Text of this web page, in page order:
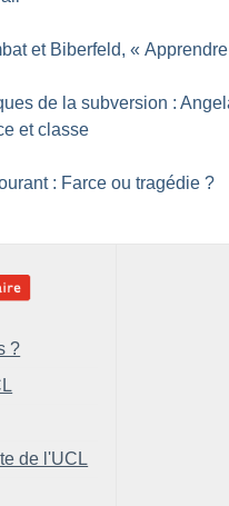
et Biberfeld, «
de la subversion :
et classe
: Farce ou tragédie ?
?
de l'UCL